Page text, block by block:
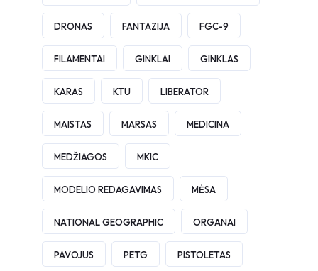
DRONAS FANTAZIJA FGC-9
FILAMENTAI GINKLAI GINKLAS
KARAS KTU LIBERATOR
MAISTAS MARSAS MEDICINA
MEDŽIAGOS MKIC
MODELIO REDAGAVIMAS MĖSA
NATIONAL GEOGRAPHIC ORGANAI
PAVOJUS PETG PISTOLETAS